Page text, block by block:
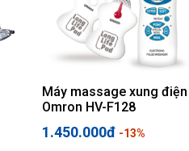
Băng keo trong y tế 3M
Transpore 1527-1
Liên hệ giá